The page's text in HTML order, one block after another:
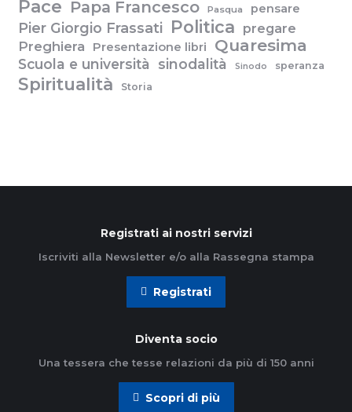
Pace Papa Francesco Pasqua pensare
Pier Giorgio Frassati Politica pregare
Preghiera
Presentazione libri Quaresima
Scuola e università sinodalità Sinodo speranza
Spiritualità Storia
Registrati ai nostri servizi
Iscriviti alla Newsletter e/o alla Rassegna stampa
Registrati
Diventa socio
Una tessera che tesse relazioni da più di 150 anni
Scopri di più